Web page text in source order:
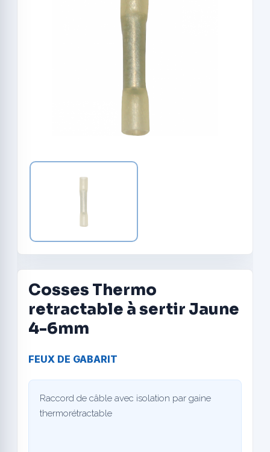
Cosses Thermo
retractable à sertir Jaune
4-6mm
FEUX DE GABARIT
Raccord de câble avec isolation par gaine
thermorétractable